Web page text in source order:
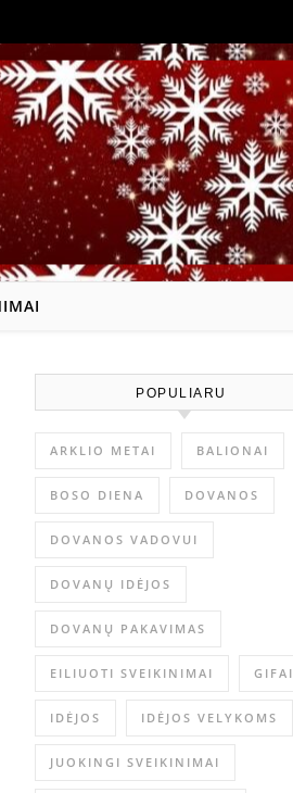
POPULIARU
ARKLIO METAI BALIONAI
BOSO DIENA DOVANOS
DOVANOS VADOVUI
DOVANŲ IDĖJOS
DOVANŲ PAKAVIMAS
EILIUOTI SVEIKINIMAI GIFAI
IDĖJOS IDĖJOS VELYKOMS
JUOKINGI SVEIKINIMAI